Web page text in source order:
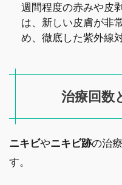
週間程度の赤みや皮
は、新しい皮膚が非
め、徹底した紫外線
治療回数
ニキビやニキビ跡の治
す。